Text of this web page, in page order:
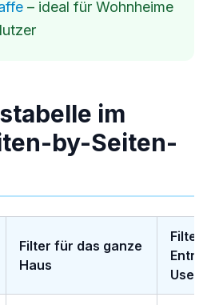
– ideal für Wohnheime
im
by-Seiten-
Filter für das ganze
Haus
Filter
Use)